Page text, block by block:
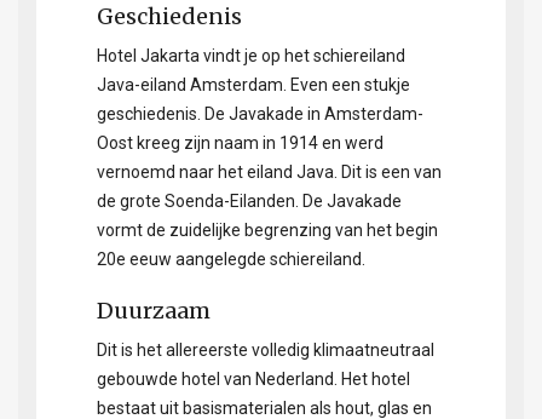
Geschiedenis
Hotel Jakarta vindt je op het schiereiland
Java-eiland Amsterdam. Even een stukje
geschiedenis. De Javakade in Amsterdam-
Oost kreeg zijn naam in 1914 en werd
vernoemd naar het eiland Java. Dit is een van
de grote Soenda-Eilanden. De Javakade
vormt de zuidelijke begrenzing van het begin
20e eeuw aangelegde schiereiland.
Duurzaam
Dit is het allereerste volledig klimaatneutraal
gebouwde hotel van Nederland. Het hotel
bestaat uit basismaterialen als hout, glas en